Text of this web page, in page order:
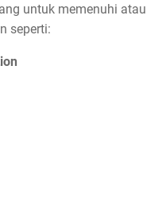
untuk memenuhi atau
seperti: